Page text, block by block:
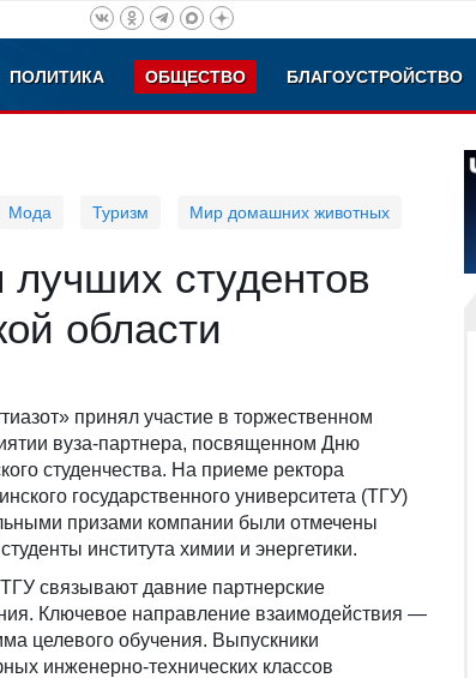
ПОЛИТИКА ОБЩЕСТВО БЛАГОУСТРОЙСТВО
Мода Туризм Мир домашних животных
лучших студентов
области
принял участие в торжественном
вуза-партнера, посвященном Дню
студенчества. На приеме ректора
государственного университета (ТГУ)
призами компании были отмечены
института химии и энергетики.
связывают давние партнерские
Ключевое направление взаимодействия —
целевого обучения. Выпускники
инженерно-технических классов